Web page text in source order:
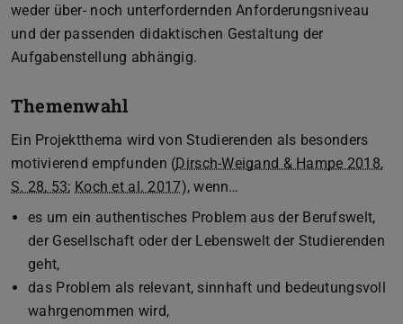
weder über- noch unterfordernden Anforderungsniveau
und der passenden didaktischen Gestaltung der
Aufgabenstellung abhängig.
Themenwahl
Ein Projektthema wird von Studierenden als besonders
motivierend empfunden (Dirsch-Weigand & Hampe 2018,
S. 28, 53; Koch et al. 2017), wenn…
es um ein authentisches Problem aus der Berufswelt,
der Gesellschaft oder der Lebenswelt der Studierenden
geht,
das Problem als relevant, sinnhaft und bedeutungsvoll
wahrgenommen wird,